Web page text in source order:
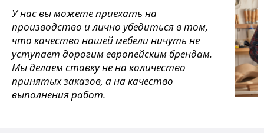
У нас вы можете приехать на
производство и лично убедиться в том,
что качество нашей мебели ничуть не
уступает дорогим европейским брендам.
Мы делаем ставку не на количество
принятых заказов, а на качество
выполнения работ.